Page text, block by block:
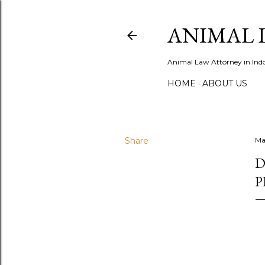
ANIMAL
Animal Law Attorney in
HOME ABOUT US
Share